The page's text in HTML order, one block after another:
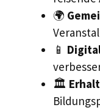
🌍
📱
🏛️